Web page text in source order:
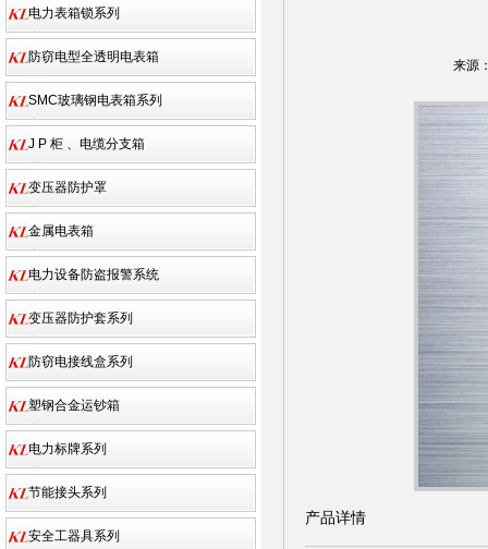
电力表箱锁系列
防窃电型全透明电表箱
SMC玻璃钢电表箱系列
J P 柜 、电缆分支箱
变压器防护罩
金属电表箱
电力设备防盗报警系统
变压器防护套系列
防窃电接线盒系列
塑钢合金运钞箱
电力标牌系列
节能接头系列
安全工器具系列
来源
产品详情